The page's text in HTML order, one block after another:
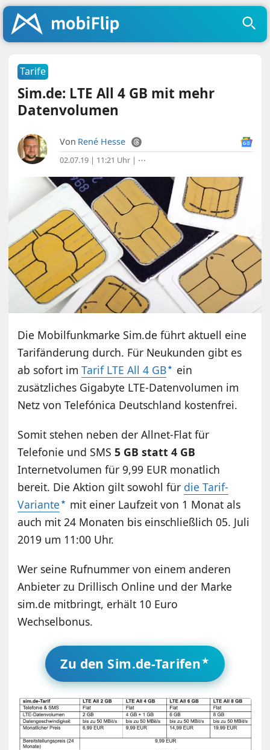
Tarife
Sim.de: LTE All 4 GB mit mehr
Datenvolumen
Von René Hesse
02.07.19 | 11:21 Uhr | ⋯
Die Mobilfunkmarke Sim.de führt aktuell eine
Tarifänderung durch. Für Neukunden gibt es
ab sofort imTarif LTE All 4 GB
ein
zusätzliches Gigabyte LTE-Datenvolumen im
Netz von Telefónica Deutschland kostenfrei.
Somit stehen neben der Allnet-Flat für
Telefonie und SMS5 GB statt 4 GB
Internetvolumen für 9,99 EUR monatlich
bereit. Die Aktion gilt sowohl für die Tarif-
Variante
mit einer Laufzeit von 1 Monat als
auch mit 24 Monaten bis einschließlich 05. Juli
2019 um 11:00 Uhr.
Wer seine Rufnummer von einem anderen
Anbieter zu Drillisch Online und der Marke
sim.de mitbringt, erhält 10 Euro
Wechselbonus.
Zu den Sim.de-Tarifen